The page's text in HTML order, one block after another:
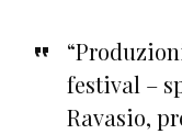
festival –
Ravasio,